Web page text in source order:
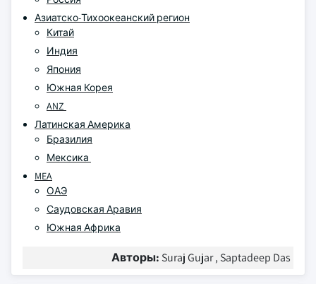
Азиатско-Тихоокеанский регион
Китай
Индия
Япония
Южная Корея
ANZ
Латинская Америка
Бразилия
Мексика
MEA
ОАЭ
Саудовская Аравия
Южная Африка
Авторы: Suraj Gujar , Saptadeep Das